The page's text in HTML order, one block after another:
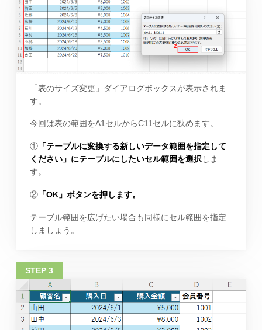
「表のサイズ変更」ダイアログボックスが表示されま
す。
今回は表の範囲をA1セルからC11セルに狭めます。
①「テーブルに変換する新しいデータ範囲を指定して
ください」にテーブルにしたいセル範囲を選択しま
す。
②「OK」ボタンを押します。
テーブル範囲を広げたい場合も同様にセル範囲を指定
しましょう。